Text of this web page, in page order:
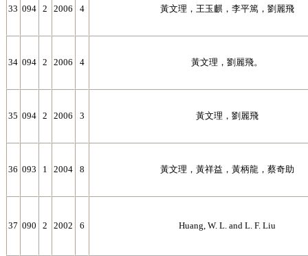
33 094 2 2006 4 黃文理，王玉麒，李平篤，劉麗飛
34 094 2 2006 4 黃文理，劉麗飛。
35 094 2 2006 3 黃文理，劉麗飛
36 093 1 2004 8 黃文理，黃祥益，黃柄龍，蔡奇助
37 090 2 2002 6 Huang, W. L. and L. F. Liu